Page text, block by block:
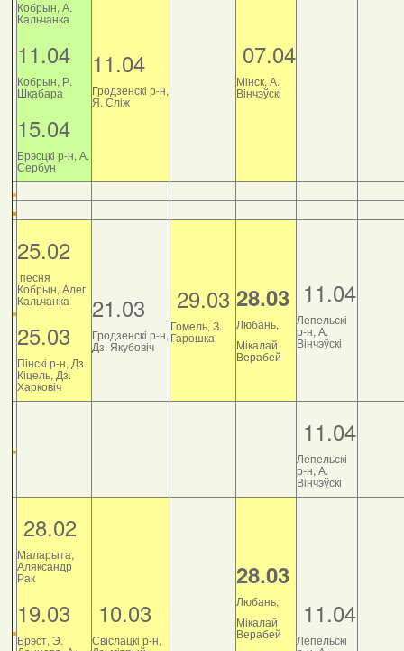
Кобрын, А.
Кальчанка
11.04
Кобрын, Р.
Шкабара
15.04
Брэсцкі р-н, А.
Сербун
11.04
Гродзенскі р-н,
Я. Сліж
07.04
Мінск, А.
Вінчэўскі
25.02
песня
Кобрын, Алег
Кальчанка
25.03
Пінскі р-н, Дз.
Кіцель, Дз.
Харковіч
21.03
Гродзенскі р-н,
Дз. Якубовіч
29.03
Гомель, З.
Гарошка
28.03
Любань,
Мікалай
Верабей
11.04
Лепельскі
р-н, А.
Вінчэўскі
11.04
Лепельскі
р-н, А.
Вінчэўскі
28.02
Маларыта,
Аляксандр
Рак
19.03
Брэст, Э.
10.03
Свіслацкі р-н,
28.03
Любань,
Мікалай
Верабей
11.04
Лепельскі